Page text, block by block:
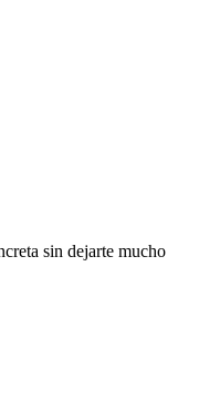
sin dejarte mucho